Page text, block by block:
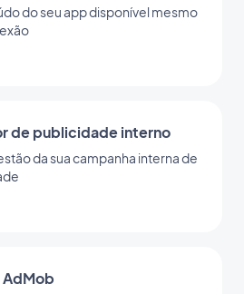
do seu app disponível mesmo
de publicidade interno
da sua campanha interna de